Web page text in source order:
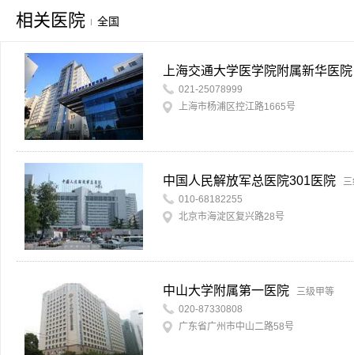
相关医院 全国
上海交通大学医学院附属新华医院
021-25078999
上海市杨浦区控江路1665号
中国人民解放军总医院301医院
010-68182255
北京市海淀区复兴路28号
中山大学附属第一医院
三级甲等
020-87330808
广东省广州市中山二路58号